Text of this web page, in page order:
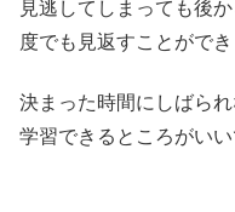
見逃してしまっても後
度でも見返すことができ
決まった時間にしばら
学習できるところがいい